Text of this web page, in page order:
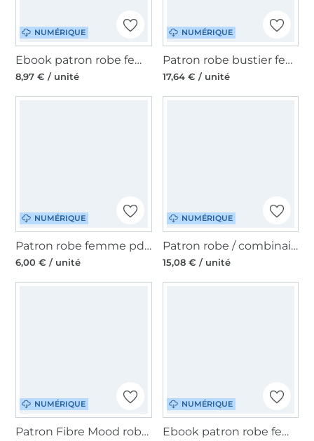
NUMÉRIQUE
Ebook patron robe femme Joslyn Moeve.Design, en allemand
8,97 € / unité
NUMÉRIQUE
Patron robe bustier femme pdf Grace PrimaRimma, en français
17,64 € / unité
NUMÉRIQUE
Patron robe femme pdf Janice My Image S1289, en français
6,00 € / unité
NUMÉRIQUE
Patron robe / combinaison femme pdf Sophie PrimaRimma, en allemand & en anglais
15,08 € / unité
NUMÉRIQUE
Patron Fibre Mood robe femme pdf Gabby, en français
NUMÉRIQUE
Ebook patron robe femme Kitty Schnitte4Friends, en allemand